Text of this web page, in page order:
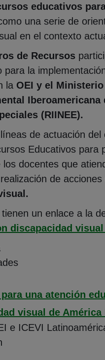
educativos
una serie de
en el contexto
de Recursos
para la
la OEI y el
(RIINEE).
de actuación
Educativos para
los docentes que
de
un enlace a la
discapacidad
una atención
visual de América
e ICEVI